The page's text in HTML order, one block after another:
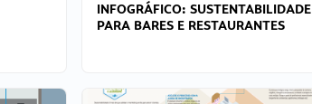
INFOGRÁFICO: SUSTENTABILIDADE
PARA BARES E RESTAURANTES